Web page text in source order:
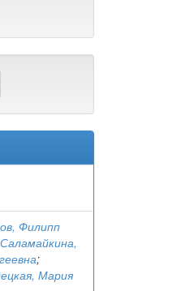
Филипп
Саламайкина,
;
Мария